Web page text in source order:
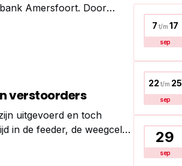
Amersfoort. Door
draagt VEGA bij aan de
verstoorders
uitgevoerd en toch
in de feeder, de weegcel
de installatie staat.
7 t/m 17
sep
22 t/m 25
sep
29
sep